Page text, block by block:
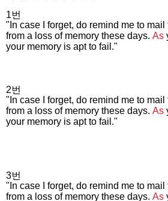
1번
"In case I forget, do remind me to mail
from a loss of memory these days. As
your memory is apt to fail."
2번
"In case I forget, do remind me to mail
from a loss of memory these days. As
your memory is apt to fail."
3번
"In case I forget, do remind me to mail
from a loss of memory these days. As